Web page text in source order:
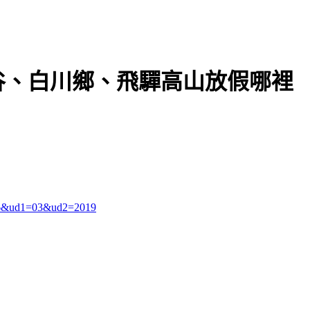
白川鄉、飛驒高山放假哪裡